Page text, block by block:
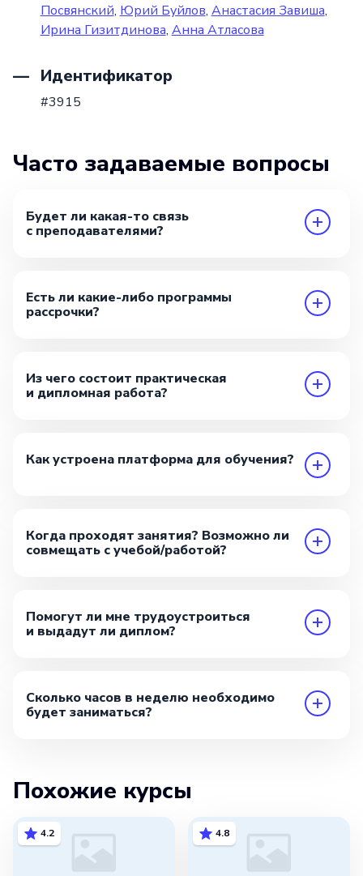
Посвянский, Юрий Буйлов, Анастасия Завиша,
Ирина Гизитдинова, Анна Атласова
Идентификатор
#3915
Часто задаваемые вопросы
Будет ли какая-то связь
с преподавателями?
Есть ли какие-либо программы
рассрочки?
Из чего состоит практическая
и дипломная работа?
Как устроена платформа для обучения?
Когда проходят занятия? Возможно ли
совмещать с учебой/работой?
Помогут ли мне трудоустроиться
и выдадут ли диплом?
Сколько часов в неделю необходимо
будет заниматься?
Похожие курсы
4.2 4.8